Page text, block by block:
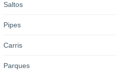
Saltos
Pipes
Carris
Parques